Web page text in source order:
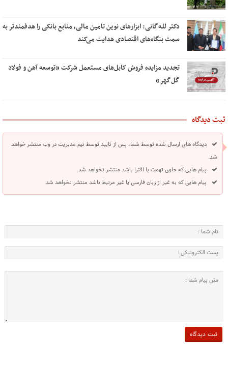
دکتر للـه‌گانی: ابزارهای نوین تامین مالی، منابع بانکی را هدفمندتر به
سمت بنگاه‌های اقتصادی هدایت می‌کند
تجدید مزایده فروش کابل‌های مستعمل شرکت «توسعه آهن و فولاد
گل‌گهر»
ثبت دیدگاه
دیدگاه های ارسال شده توسط شما، پس از تایید توسط تیم مدیریت در وب منتشر خواهد
شد.
پیام هایی که حاوی تهمت یا افترا باشد منتشر نخواهد شد.
پیام هایی که به غیر از زبان فارسی یا غیر مرتبط باشد منتشر نخواهد شد.